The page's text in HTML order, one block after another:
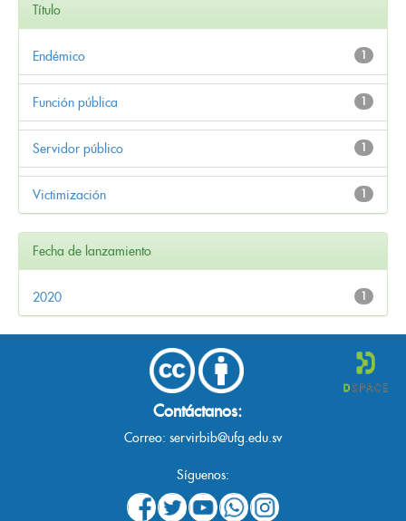
Título
1
Endémico
1
Función pública
1
Servidor público
1
Victimización
Fecha de lanzamiento
1
2020
Contáctanos:
Correo: servirbib@ufg.edu.sv
Síguenos: